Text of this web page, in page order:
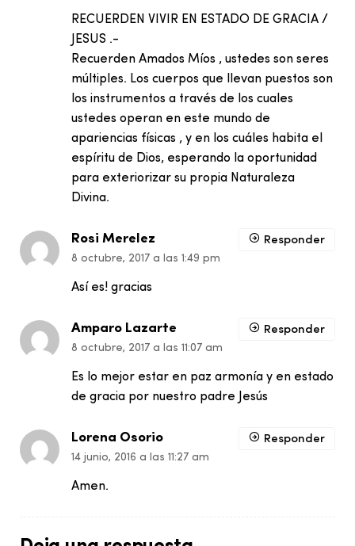
RECUERDEN VIVIR EN ESTADO DE GRACIA /
JESUS .-
Recuerden Amados Míos , ustedes son seres
múltiples. Los cuerpos que llevan puestos son
los instrumentos a través de los cuales
ustedes operan en este mundo de
apariencias físicas , y en los cuáles habita el
espíritu de Dios, esperando la oportunidad
para exteriorizar su propia Naturaleza
Divina.
Rosi Merelez
8 octubre, 2017 a las 1:49 pm
Así es! gracias
Responder
Amparo Lazarte
8 octubre, 2017 a las 11:07 am
Es lo mejor estar en paz armonía y en estado
de gracia por nuestro padre Jesús
Responder
Lorena Osorio
14 junio, 2016 a las 11:27 am
Amen.
Responder